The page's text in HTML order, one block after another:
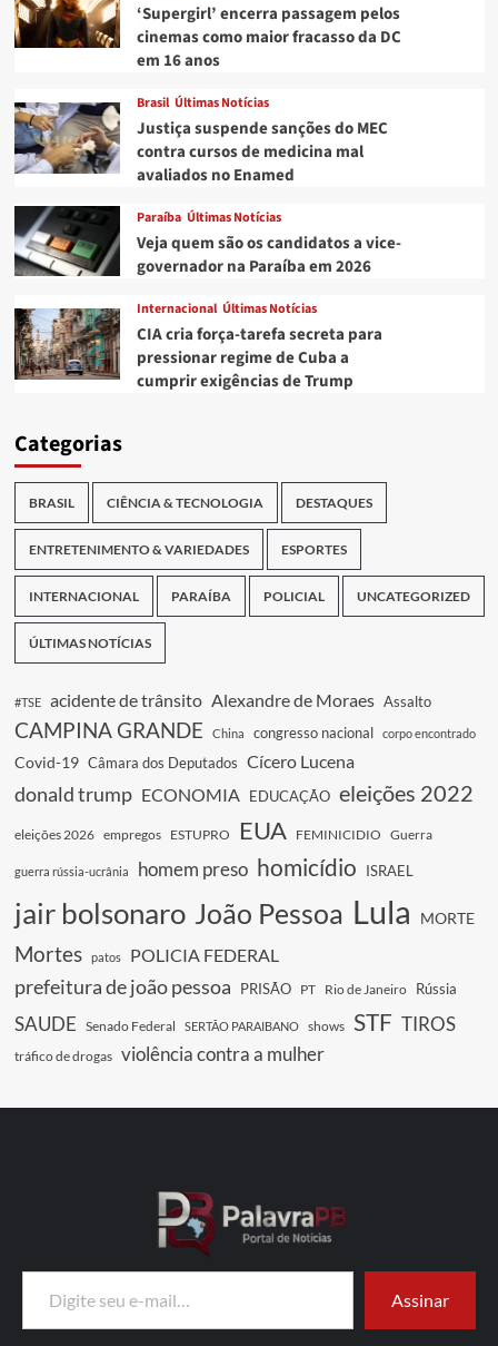
‘Supergirl’ encerra passagem pelos
cinemas como maior fracasso da DC
em 16 anos
Brasil Últimas Notícias
Justiça suspende sanções do MEC
contra cursos de medicina mal
avaliados no Enamed
Paraíba Últimas Notícias
Veja quem são os candidatos a vice-
governador na Paraíba em 2026
Internacional Últimas Notícias
CIA cria força-tarefa secreta para
pressionar regime de Cuba a
cumprir exigências de Trump
Categorias
BRASIL CIÊNCIA & TECNOLOGIA DESTAQUES
ENTRETENIMENTO & VARIEDADES ESPORTES
INTERNACIONAL PARAÍBA POLICIAL UNCATEGORIZED
ÚLTIMAS NOTÍCIAS
#TSE acidente de trânsito Alexandre de Moraes Assalto
CAMPINA GRANDE China congresso nacional corpo encontrado
Covid-19 Câmara dos Deputados Cícero Lucena
donald trump ECONOMIA EDUCAÇÃO eleições 2022
eleições 2026 empregos ESTUPRO EUA FEMINICIDIO Guerra
guerra rússia-ucrânia homem preso homicídio ISRAEL
jair bolsonaro João Pessoa Lula MORTE
Mortes patos POLICIA FEDERAL
prefeitura de joão pessoa PRISÃO PT Rio de Janeiro Rússia
SAUDE Senado Federal SERTÃO PARAIBANO shows STF TIROS
tráfico de drogas violência contra a mulher
Digite seu e-mail…
Assinar